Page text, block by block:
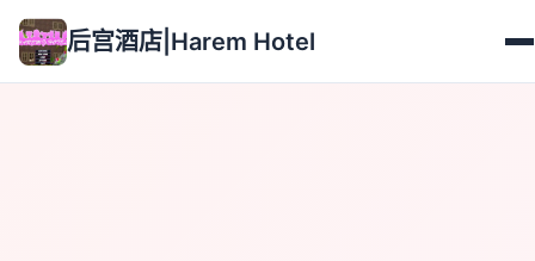
后宫酒店|Harem Hotel